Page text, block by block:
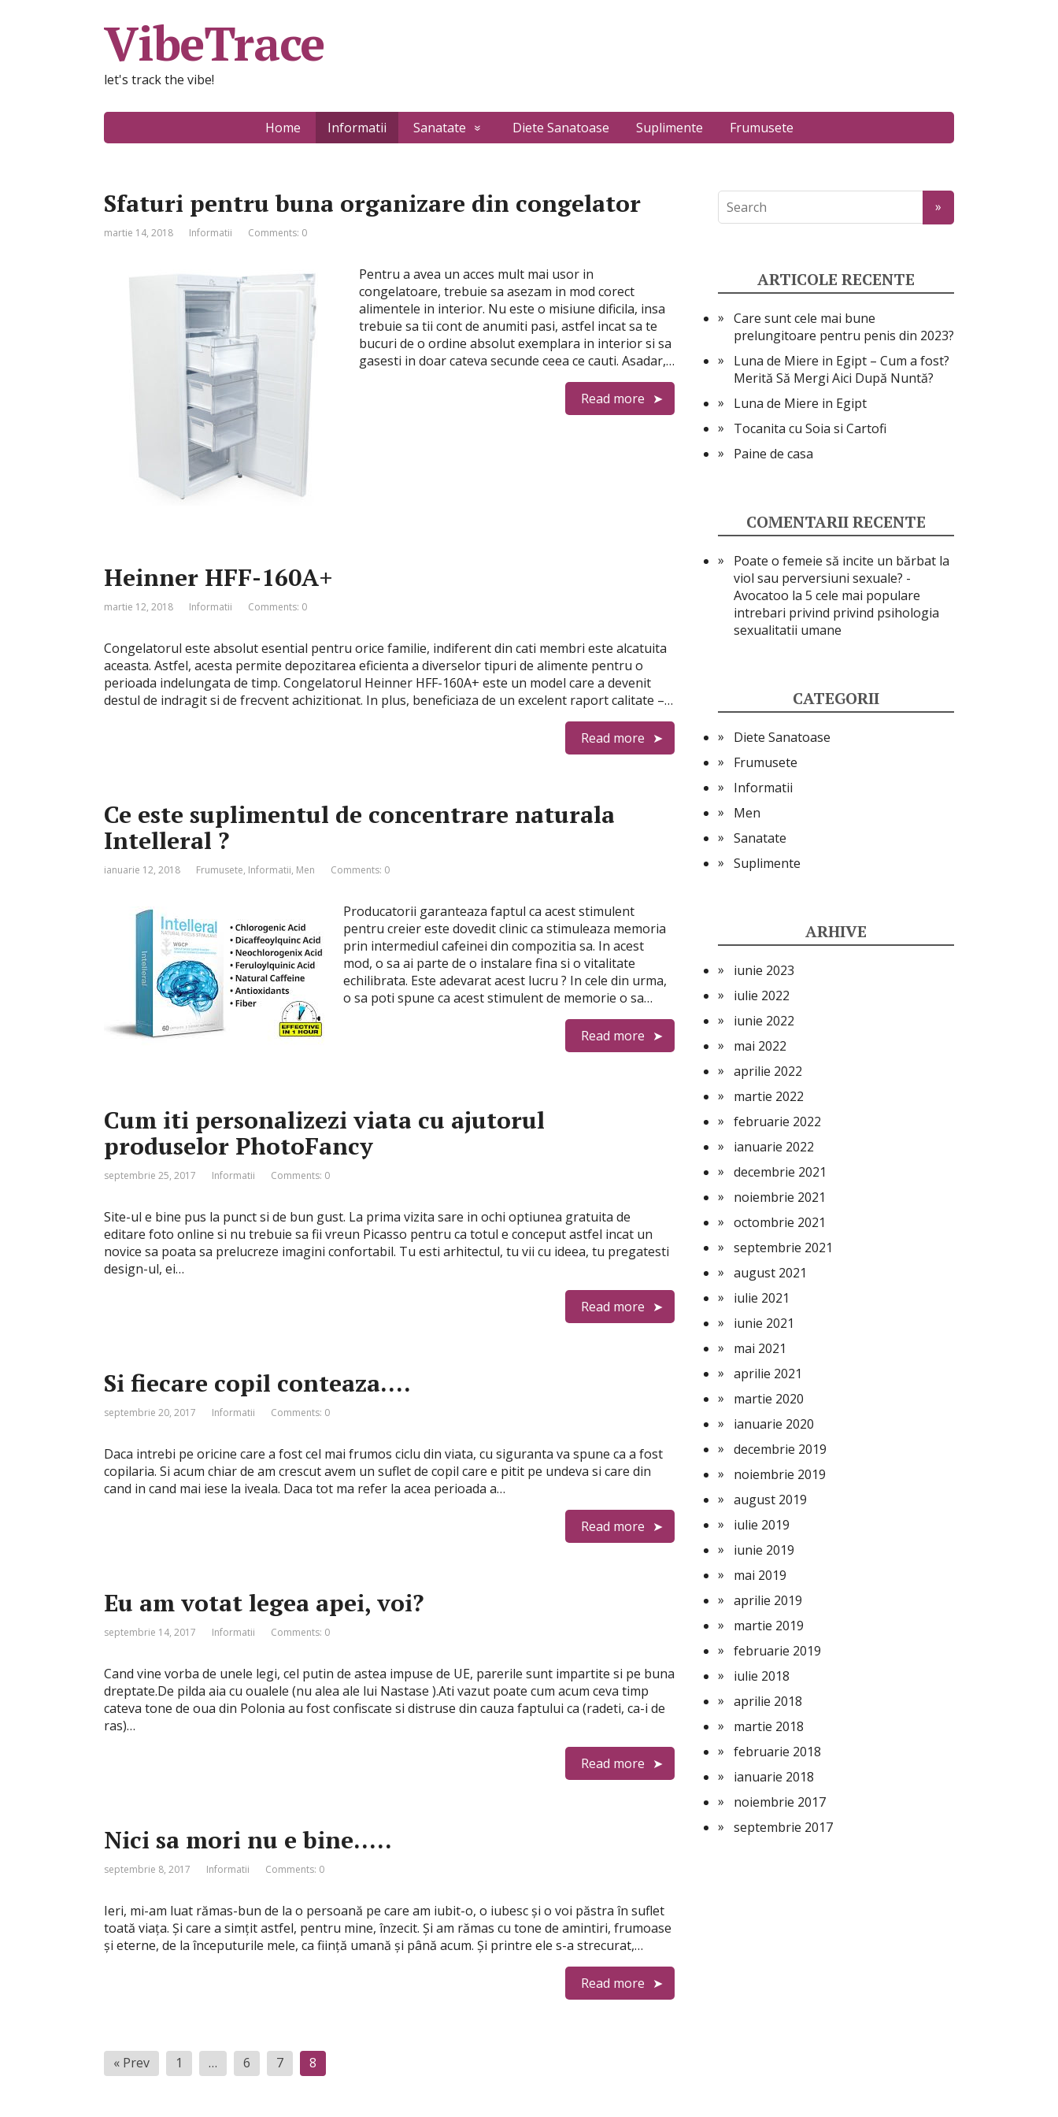
VibeTrace
let's track the vibe!
Home Informatii Sanatate Diete Sanatoase Suplimente Frumusete
Sfaturi pentru buna organizare din congelator
martie 14, 2018 Informatii Comments: 0
Pentru a avea un acces mult mai usor in
congelatoare, trebuie sa asezam in mod corect
alimentele in interior. Nu este o misiune dificila, insa
trebuie sa tii cont de anumiti pasi, astfel incat sa te
bucuri de o ordine absolut exemplara in interior si sa
gasesti in doar cateva secunde ceea ce cauti. Asadar,…
Read more
Heinner HFF-160A+
martie 12, 2018 Informatii Comments: 0
Congelatorul este absolut esential pentru orice familie, indiferent din cati membri este alcatuita
aceasta. Astfel, acesta permite depozitarea eficienta a diverselor tipuri de alimente pentru o
perioada indelungata de timp. Congelatorul Heinner HFF-160A+ este un model care a devenit
destul de indragit si de frecvent achizitionat. In plus, beneficiaza de un excelent raport calitate –…
Read more
Ce este suplimentul de concentrare naturala
Intelleral ?
ianuarie 12, 2018 Frumusete, Informatii, Men Comments: 0
Producatorii garanteaza faptul ca acest stimulent
pentru creier este dovedit clinic ca stimuleaza memoria
prin intermediul cafeinei din compozitia sa. In acest
mod, o sa ai parte de o instalare fina si o vitalitate
echilibrata. Este adevarat acest lucru ? In cele din urma,
o sa poti spune ca acest stimulent de memorie o sa…
Read more
Cum iti personalizezi viata cu ajutorul
produselor PhotoFancy
septembrie 25, 2017 Informatii Comments: 0
Site-ul e bine pus la punct si de bun gust. La prima vizita sare in ochi optiunea gratuita de
editare foto online si nu trebuie sa fii vreun Picasso pentru ca totul e conceput astfel incat un
novice sa poata sa prelucreze imagini confortabil. Tu esti arhitectul, tu vii cu ideea, tu pregatesti
design-ul, ei…
Read more
Si fiecare copil conteaza….
septembrie 20, 2017 Informatii Comments: 0
Daca intrebi pe oricine care a fost cel mai frumos ciclu din viata, cu siguranta va spune ca a fost
copilaria. Si acum chiar de am crescut avem un suflet de copil care e pitit pe undeva si care din
cand in cand mai iese la iveala. Daca tot ma refer la acea perioada a…
Read more
Eu am votat legea apei, voi?
septembrie 14, 2017 Informatii Comments: 0
Cand vine vorba de unele legi, cel putin de astea impuse de UE, parerile sunt impartite si pe buna
dreptate.De pilda aia cu oualele (nu alea ale lui Nastase ).Ati vazut poate cum acum ceva timp
cateva tone de oua din Polonia au fost confiscate si distruse din cauza faptului ca (radeti, ca-i de
ras)…
Read more
Nici sa mori nu e bine…..
septembrie 8, 2017 Informatii Comments: 0
Ieri, mi-am luat rămas-bun de la o persoană pe care am iubit-o, o iubesc și o voi păstra în suflet
toată viața. Și care a simțit astfel, pentru mine, înzecit. Și am rămas cu tone de amintiri, frumoase
și eterne, de la începuturile mele, ca ființă umană și până acum. Și printre ele s-a strecurat,…
Read more
Paginație
articole
« Prev 1 … 6 7 8
ARTICOLE RECENTE
Care sunt cele mai bune
prelungitoare pentru penis din 2023?
Luna de Miere in Egipt – Cum a fost?
Merită Să Mergi Aici După Nuntă?
Luna de Miere in Egipt
Tocanita cu Soia si Cartofi
Paine de casa
COMENTARII RECENTE
Poate o femeie să incite un bărbat la
viol sau perversiuni sexuale? -
Avocatoo la 5 cele mai populare
intrebari privind privind psihologia
sexualitatii umane
CATEGORII
Diete Sanatoase
Frumusete
Informatii
Men
Sanatate
Suplimente
ARHIVE
iunie 2023
iulie 2022
iunie 2022
mai 2022
aprilie 2022
martie 2022
februarie 2022
ianuarie 2022
decembrie 2021
noiembrie 2021
octombrie 2021
septembrie 2021
august 2021
iulie 2021
iunie 2021
mai 2021
aprilie 2021
martie 2020
ianuarie 2020
decembrie 2019
noiembrie 2019
august 2019
iulie 2019
iunie 2019
mai 2019
aprilie 2019
martie 2019
februarie 2019
iulie 2018
aprilie 2018
martie 2018
februarie 2018
ianuarie 2018
noiembrie 2017
septembrie 2017